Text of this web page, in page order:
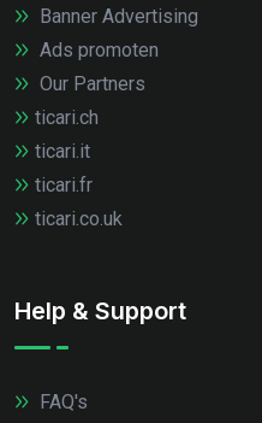
Banner Advertising
Ads promoten
Our Partners
ticari.ch
ticari.it
ticari.fr
ticari.co.uk
Help & Support
FAQ's